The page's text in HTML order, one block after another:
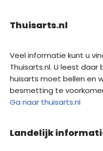
Thuisarts.nl
Veel informatie kunt u
Thuisarts.nl. U leest
huisarts moet bellen en
besmetting te
Ga naar thuisarts.nl
Landelijk